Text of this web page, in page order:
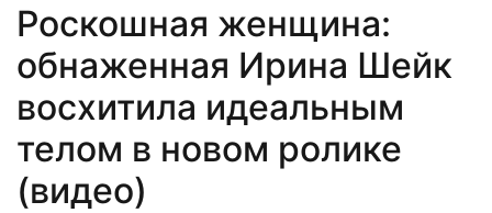
Роскошная женщина:
обнаженная Ирина Шейк
восхитила идеальным
телом в новом ролике
(видео)